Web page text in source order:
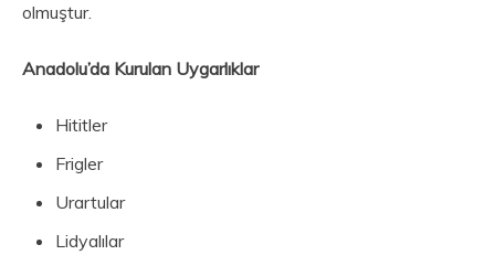
olmuştur.
Anadolu’da Kurulan Uygarlıklar
Hititler
Frigler
Urartular
Lidyalılar